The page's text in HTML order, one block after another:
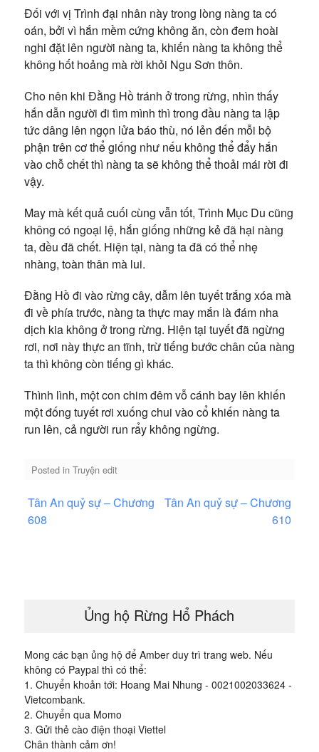
Đối với vị Trình đại nhân này trong lòng nàng ta có
oán, bởi vì hắn mềm cứng không ăn, còn đem hoài
nghi đặt lên người nàng ta, khiến nàng ta không thể
không hốt hoảng mà rời khỏi Ngu Sơn thôn.
Cho nên khi Đằng Hồ tránh ở trong rừng, nhìn thấy
hắn dẫn người đi tìm mình thì trong đầu nàng ta lập
tức dâng lên ngọn lửa báo thù, nó lẻn đến mỗi bộ
phận trên cơ thể giống như nếu không thể đẩy hắn
vào chỗ chết thì nàng ta sẽ không thể thoải mái rời đi
vậy.
May mà kết quả cuối cùng vẫn tốt, Trình Mục Du cũng
không có ngoại lệ, hắn giống những kẻ đã hại nàng
ta, đều đã chết. Hiện tại, nàng ta đã có thể nhẹ
nhàng, toàn thân mà lui.
Đằng Hồ đi vào rừng cây, dẫm lên tuyết trắng xóa mà
đi về phía trước, nàng ta thực may mắn là đám nha
dịch kia không ở trong rừng. Hiện tại tuyết đã ngừng
rơi, nơi này thực an tĩnh, trừ tiếng bước chân của nàng
ta thì không còn tiếng gì khác.
Thình lình, một con chim đêm vỗ cánh bay lên khiến
một đống tuyết rơi xuống chui vào cổ khiến nàng ta
run lên, cả người run rẩy không ngừng.
Posted in Truyện edit
Điều
hướng
Tân An quỷ sự – Chương
608
Tân An quỷ sự – Chương
610
Ủng hộ Rừng Hổ Phách
Mong các bạn ủng hộ để Amber duy trì trang web. Nếu
không có Paypal thì có thể:
1. Chuyển khoản tới: Hoang Mai Nhung - 0021002033624 -
Vietcombank.
2. Chuyển qua Momo
3. Gửi thẻ cào điện thoại Viettel
Chân thành cảm ơn!